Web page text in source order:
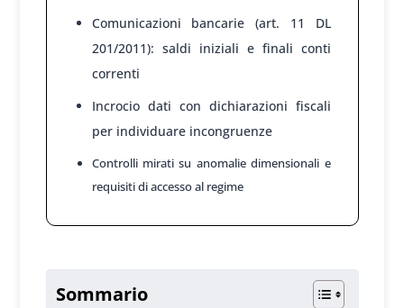
Comunicazioni bancarie (art. 11 DL
201/2011): saldi iniziali e finali conti
correnti
Incrocio dati con dichiarazioni fiscali
per individuare incongruenze
Controlli mirati su anomalie dimensionali e
requisiti di accesso al regime
Sommario